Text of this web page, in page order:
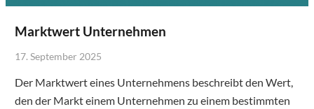
Marktwert Unternehmen
17. September 2025
Der Marktwert eines Unternehmens beschreibt den Wert,
den der Markt einem Unternehmen zu einem bestimmten